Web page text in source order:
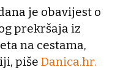
je obavijest o
prekršaja iz
na cestama,
piše Danica.hr.